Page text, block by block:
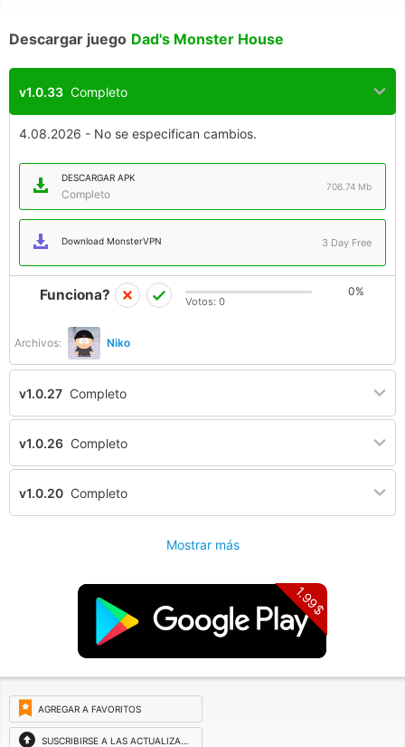
Descargar juego Dad's Monster House
v1.0.33 Completo
4.08.2026 - No se especifican cambios.
DESCARGAR APK
Completo
706.74 Mb
Download MonsterVPN 3 Day Free
Archivos: Niko
Funciona? 0%
Votos: 0
v1.0.27 Completo
v1.0.26 Completo
v1.0.20 Completo
Mostrar más
1.99$
AGREGAR A FAVORITOS
SUSCRIBIRSE A LAS ACTUALIZACIONES